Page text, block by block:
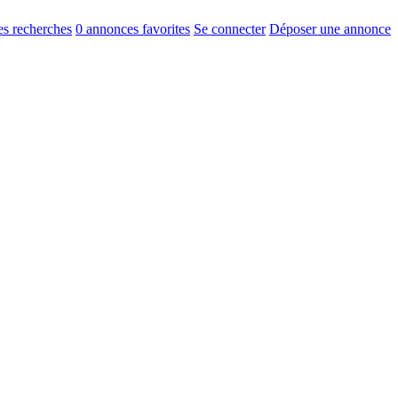
recherches 0 annonces favorites Se connecter Déposer une annonce